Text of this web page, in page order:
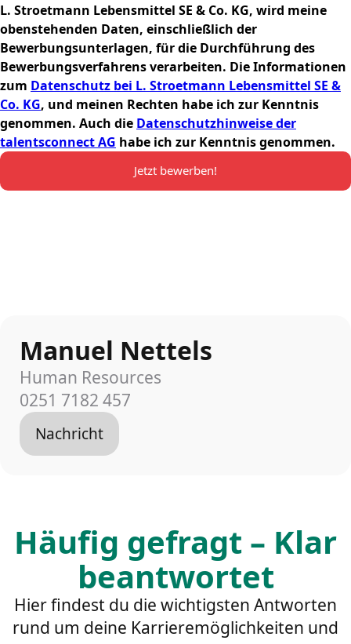
L. Stroetmann Lebensmittel SE & Co. KG, wird meine
obenstehenden Daten, einschließlich der
Bewerbungsunterlagen, für die Durchführung des
Bewerbungsverfahrens verarbeiten. Die Informationen
zum Datenschutz bei L. Stroetmann Lebensmittel SE &
Co. KG, und meinen Rechten habe ich zur Kenntnis
genommen. Auch die Datenschutzhinweise der
talentsconnect AG habe ich zur Kenntnis genommen.
Jetzt bewerben!
Manuel Nettels
Human Resources
0251 7182 457
Nachricht
Häufig gefragt – Klar
beantwortet
Hier findest du die wichtigsten Antworten
rund um deine Karrieremöglichkeiten und